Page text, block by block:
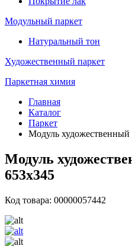
Модульный паркет
Натуральный тон
Художественный паркет
Паркетная химия
Главная
Каталог
Паркет
Модуль
Модуль
653х345
Код товара: 00000057442